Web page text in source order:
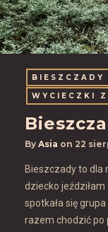
BIESZCZADY
WYCIECZKI Z
By Asia on 22
Bieszczady to dla
dziecko
spotkała się
razem chodzić po